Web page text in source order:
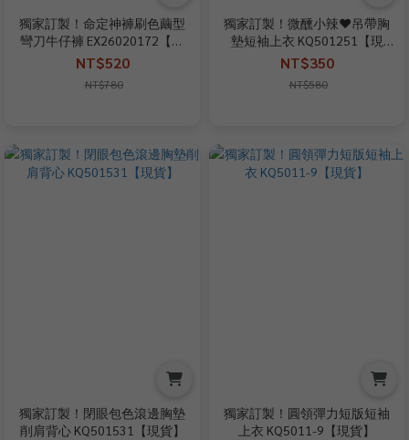
獨家訂製！命定神褲刷色繭型
彎刀牛仔褲 EX26020172【現
貨】
NT$520
NT$780
獨家訂製！微醺小辣♥吊帶胸
墊短袖上衣 KQ501251【現
+預】
NT$350
NT$580
獨家訂製！閉眼包色滾邊胸墊
削肩背心 KQ501531【現貨】
獨家訂製！圓領彈力短版短袖
上衣 KQ5011-9【現貨】